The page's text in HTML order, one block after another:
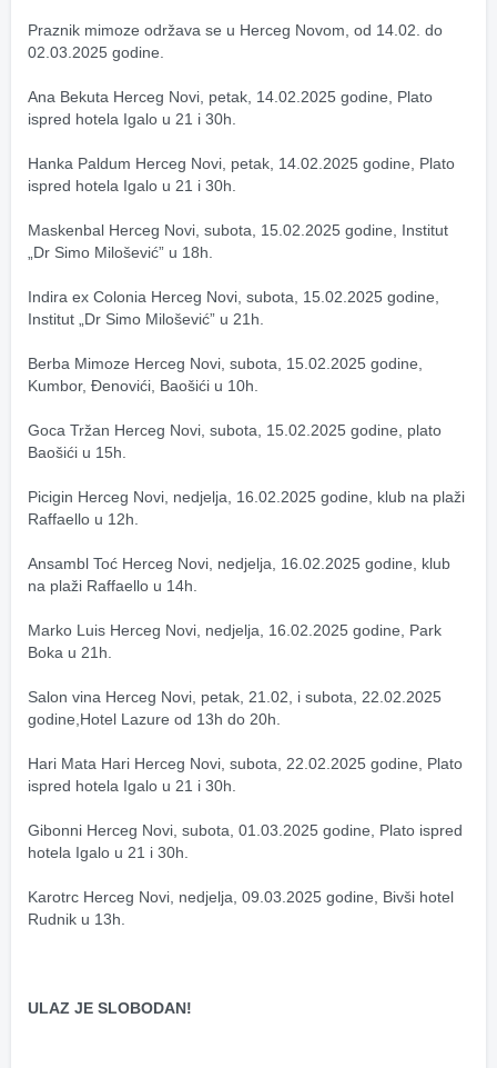
Praznik mimoze održava se u Herceg Novom, od 14.02. do
02.03.2025 godine.
Ana Bekuta Herceg Novi, petak, 14.02.2025 godine, Plato
ispred hotela Igalo u 21 i 30h.
Hanka Paldum Herceg Novi, petak, 14.02.2025 godine, Plato
ispred hotela Igalo u 21 i 30h.
Maskenbal Herceg Novi, subota, 15.02.2025 godine, Institut
„Dr Simo Milošević” u 18h.
Indira ex Colonia Herceg Novi, subota, 15.02.2025 godine,
Institut „Dr Simo Milošević” u 21h.
Berba Mimoze Herceg Novi, subota, 15.02.2025 godine,
Kumbor, Đenovići, Baošići u 10h.
Goca Tržan Herceg Novi, subota, 15.02.2025 godine, plato
Baošići u 15h.
Picigin Herceg Novi, nedjelja, 16.02.2025 godine, klub na plaži
Raffaello u 12h.
Ansambl Toć Herceg Novi, nedjelja, 16.02.2025 godine, klub
na plaži Raffaello u 14h.
Marko Luis Herceg Novi, nedjelja, 16.02.2025 godine, Park
Boka u 21h.
Salon vina Herceg Novi, petak, 21.02, i subota, 22.02.2025
godine,Hotel Lazure od 13h do 20h.
Hari Mata Hari Herceg Novi, subota, 22.02.2025 godine, Plato
ispred hotela Igalo u 21 i 30h.
Gibonni Herceg Novi, subota, 01.03.2025 godine, Plato ispred
hotela Igalo u 21 i 30h.
Karotrc Herceg Novi, nedjelja, 09.03.2025 godine, Bivši hotel
Rudnik u 13h.
ULAZ JE SLOBODAN!